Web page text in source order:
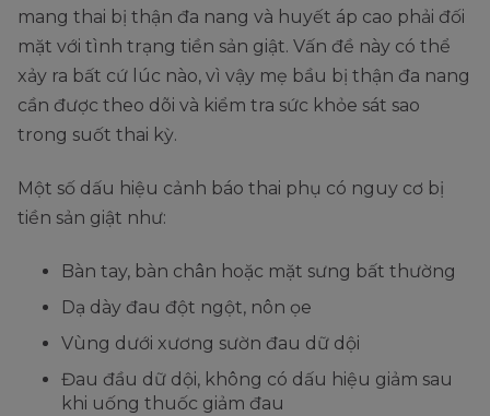
mang thai bị thận đa nang và huyết áp cao phải đối
mặt với tình trạng tiền sản giật. Vấn đề này có thể
xảy ra bất cứ lúc nào, vì vậy mẹ bầu bị thận đa nang
cần được theo dõi và kiểm tra sức khỏe sát sao
trong suốt thai kỳ.
Một số dấu hiệu cảnh báo thai phụ có nguy cơ bị
tiền sản giật như:
Bàn tay, bàn chân hoặc mặt sưng bất thường
Dạ dày đau đột ngột, nôn ọe
Vùng dưới xương sườn đau dữ dội
Đau đầu dữ dội, không có dấu hiệu giảm sau
khi uống thuốc giảm đau